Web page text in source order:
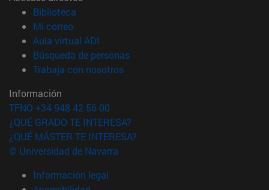
Biblioteca
Mi correo(abre en nueva ventana)
Aula virtual ADI
Búsqueda de personas(abre en nueva ventana)
Trabaja con nosotros(abre en nueva ventana)
Información
TFNO +34 948 42 56 00
¿QUÉ GRADO TE INTERESA?
¿QUÉ MÁSTER TE INTERESA?
© Universidad de Navarra
Información legal